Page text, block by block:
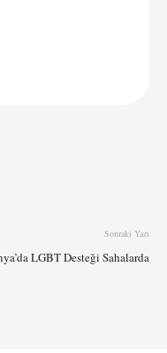
Sonraki Yazı
LGBT Desteği Sahalarda